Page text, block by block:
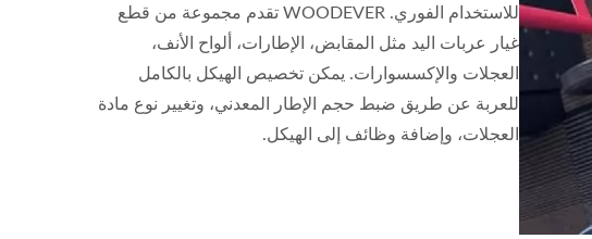
للاستخدام الفوري. WOODEVER تقدم مجموعة من قطع
غيار عربات اليد مثل المقابض، الإطارات، ألواح الأنف،
العجلات والإكسسوارات. يمكن تخصيص الهيكل بالكامل
للعربة عن طريق ضبط حجم الإطار المعدني، وتغيير نوع مادة
العجلات، وإضافة وظائف إلى الهيكل.